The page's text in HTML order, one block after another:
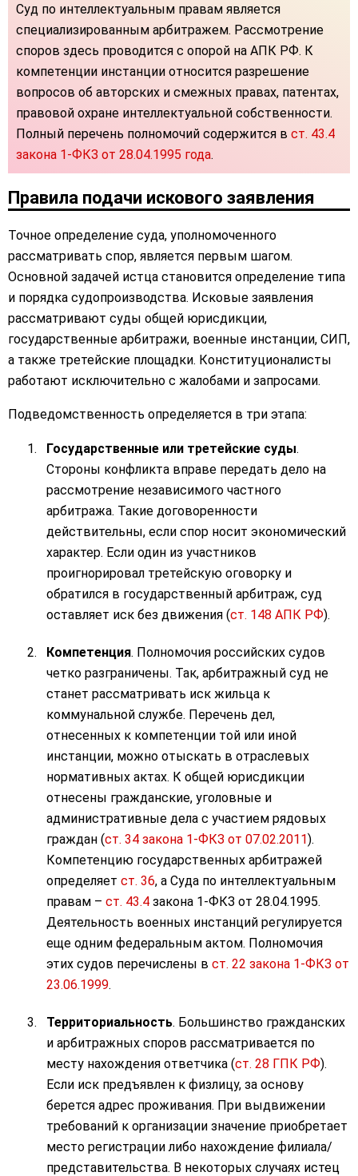
Суд по интеллектуальным правам является
специализированным арбитражем. Рассмотрение
споров здесь проводится с опорой на АПК РФ. К
компетенции инстанции относится разрешение
вопросов об авторских и смежных правах, патентах,
правовой охране интеллектуальной собственности.
Полный перечень полномочий содержится в ст. 43.4
закона 1-ФКЗ от 28.04.1995 года.
Правила подачи искового заявления
Точное определение суда, уполномоченного
рассматривать спор, является первым шагом.
Основной задачей истца становится определение типа
и порядка судопроизводства. Исковые заявления
рассматривают суды общей юрисдикции,
государственные арбитражи, военные инстанции, СИП,
а также третейские площадки. Конституционалисты
работают исключительно с жалобами и запросами.
Подведомственность определяется в три этапа:
Государственные или третейские суды.
Стороны конфликта вправе передать дело на
рассмотрение независимого частного
арбитража. Такие договоренности
действительны, если спор носит экономический
характер. Если один из участников
проигнорировал третейскую оговорку и
обратился в государственный арбитраж, суд
оставляет иск без движения (ст. 148 АПК РФ).
Компетенция. Полномочия российских судов
четко разграничены. Так, арбитражный суд не
станет рассматривать иск жильца к
коммунальной службе. Перечень дел,
отнесенных к компетенции той или иной
инстанции, можно отыскать в отраслевых
нормативных актах. К общей юрисдикции
отнесены гражданские, уголовные и
административные дела с участием рядовых
граждан (ст. 34 закона 1-ФКЗ от 07.02.2011).
Компетенцию государственных арбитражей
определяет ст. 36, а Суда по интеллектуальным
правам – ст. 43.4 закона 1-ФКЗ от 28.04.1995.
Деятельность военных инстанций регулируется
еще одним федеральным актом. Полномочия
этих судов перечислены в ст. 22 закона 1-ФКЗ от
23.06.1999.
Территориальность. Большинство гражданских
и арбитражных споров рассматривается по
месту нахождения ответчика (ст. 28 ГПК РФ).
Если иск предъявлен к физлицу, за основу
берется адрес проживания. При выдвижении
требований к организации значение приобретает
место регистрации либо нахождение филиала/
представительства. В некоторых случаях истец